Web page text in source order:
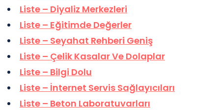
Liste – Diyaliz Merkezleri
Liste – Eğitimde Değerler
Liste – Seyahat Rehberi Geniş
Liste – Çelik Kasalar Ve Dolaplar
Liste – Bilgi Dolu
Liste – İnternet Servis Sağlayıcıları
Liste – Beton Laboratuvarları